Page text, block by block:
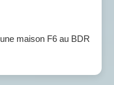
maison F6 au BDR